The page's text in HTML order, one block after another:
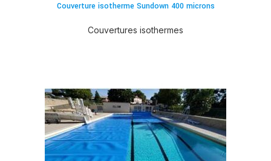
Couverture isotherme Sundown 400 microns
Couvertures isothermes